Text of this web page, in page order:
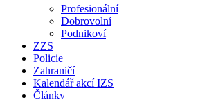
Profesionální
Dobrovolní
Podnikoví
ZZS
Policie
Zahraničí
Kalendář akcí IZS
Články